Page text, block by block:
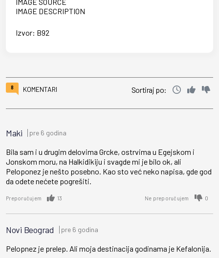
Izvor: B92
IMAGE DESCRIPTION
8 KOMENTARI Sortiraj po:
Maki pre 6 godina
Bila sam i u drugim delovima Grcke, ostrvima u Egejskom i
Jonskom moru, na Halkidikiju i svagde mi je bilo ok, ali
Peloponez je nešto posebno. Kao sto već neko napisa, gde god
da odete nećete pogrešiti.
Preporučujem 13 Ne preporučujem 0
Novi Beograd pre 6 godina
Pelopnez je prelep. Ali moja destinacija godinama je Kefalonija.